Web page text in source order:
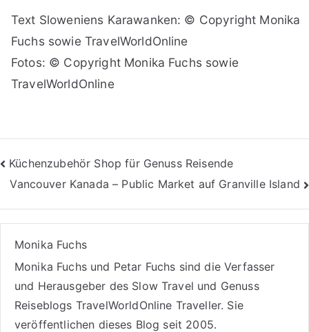
Text Sloweniens Karawanken: © Copyright Monika
Fuchs sowie TravelWorldOnline
Fotos: © Copyright Monika Fuchs sowie
TravelWorldOnline
Beitragsnavigation
Küchenzubehör Shop für Genuss Reisende
Vancouver Kanada – Public Market auf Granville Island
Monika Fuchs
Monika Fuchs und Petar Fuchs sind die Verfasser
und Herausgeber des Slow Travel und Genuss
Reiseblogs TravelWorldOnline Traveller. Sie
veröffentlichen dieses Blog seit 2005.